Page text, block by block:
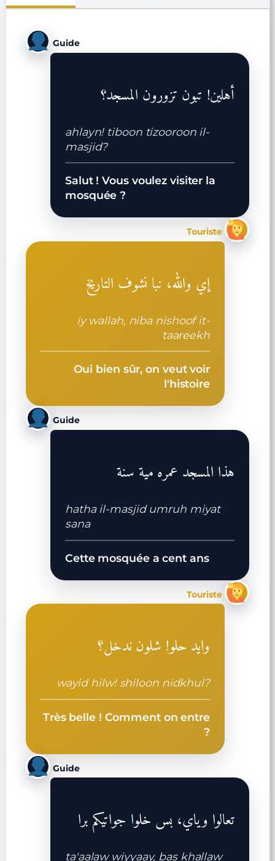
Guide
أهلين! تبون تزورون المسجد؟
ahlayn! tiboon tizooroon il-
masjid?
Salut ! Vous voulez visiter la
mosquée ?
Touriste
إي والله، نبا نشوف التاريخ
iy wallah, niba nishoof it-
taareekh
Oui bien sûr, on veut voir
l'histoire
Guide
هذا المسجد عمره مية سنة
hatha il-masjid umruh miyat
sana
Cette mosquée a cent ans
Touriste
وايد حلو! شلون ندخل؟
wayid hilw! shiloon nidkhul?
Très belle ! Comment on entre
?
Guide
تعالوا وياي، بس خلوا جواتيكم برا
ta'aalaw wiyyaay, bas khallaw